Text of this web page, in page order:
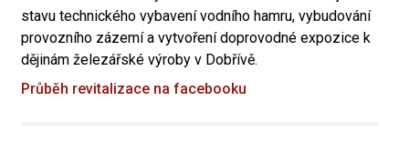
stavu technického vybavení vodního hamru, vybudování
provozního zázemí a vytvoření doprovodné expozice k
dějinám železářské výroby v Dobřívě.
Průběh revitalizace na facebooku